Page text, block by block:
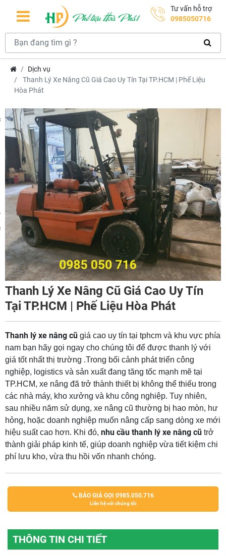
Tư vấn hỗ trợ
0985050716
Dịch vụ
Thanh Lý Xe Nâng Cũ Giá Cao Uy Tín Tại TP.HCM | Phế Liệu
Hòa Phát
Thanh Lý Xe Nâng Cũ Giá Cao Uy Tín
Tại TP.HCM | Phế Liệu Hòa Phát
Thanh lý xe nâng cũ giá cao uy tín tại tphcm và khu vực phía
nam bạn hãy gọi ngay cho chúng tôi để được thanh lý với
giá tốt nhất thị trường .Trong bối cảnh phát triển công
nghiệp, logistics và sản xuất đang tăng tốc mạnh mẽ tại
TP.HCM, xe nâng đã trở thành thiết bị không thể thiếu trong
các nhà máy, kho xưởng và khu công nghiệp. Tuy nhiên,
sau nhiều năm sử dụng, xe nâng cũ thường bị hao mòn, hư
hỏng, hoặc doanh nghiệp muốn nâng cấp sang dòng xe mới
hiệu suất cao hơn. Khi đó, nhu cầu thanh lý xe nâng cũ trở
thành giải pháp kinh tế, giúp doanh nghiệp vừa tiết kiệm chi
phí lưu kho, vừa thu hồi vốn nhanh chóng.
BÁO GIÁ GỌI 0985.050.716
Liên hệ với chúng tôi
THÔNG TIN CHI TIẾT